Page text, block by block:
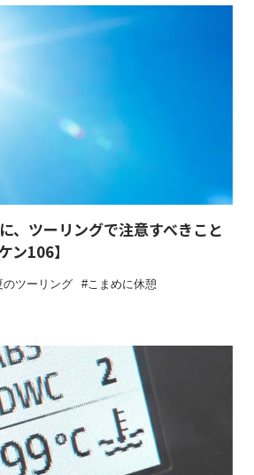
、ツーリングで注意すべきこと
ン106】
のツーリング
こまめに休憩